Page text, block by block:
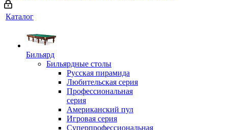
Каталог
Бильярд
Бильярдные столы
Русская пирамида
Любительская серия
Профессиональная
серия
Американский пул
Игровая серия
Суперпрофессиональная